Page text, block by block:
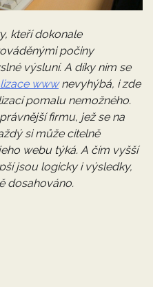
kteří dokonale
počiny
výsluní. A díky nim se
www nevyhýbá, i zde
pomalu nemožného.
firmu, jež se na
si může citelně
webu týká. A čím vyšší
jsou logicky i výsledky,
dosahováno.